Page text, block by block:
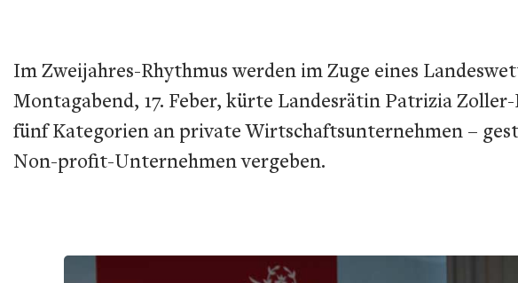
Im Zweijahres-Rhythmus werden im Zuge eines
Montagabend, 17. Feber, kürte Landesrätin Patrizia
fünf Kategorien an private Wirtschaftsunternehmen –
Non-profit-Unternehmen vergeben.